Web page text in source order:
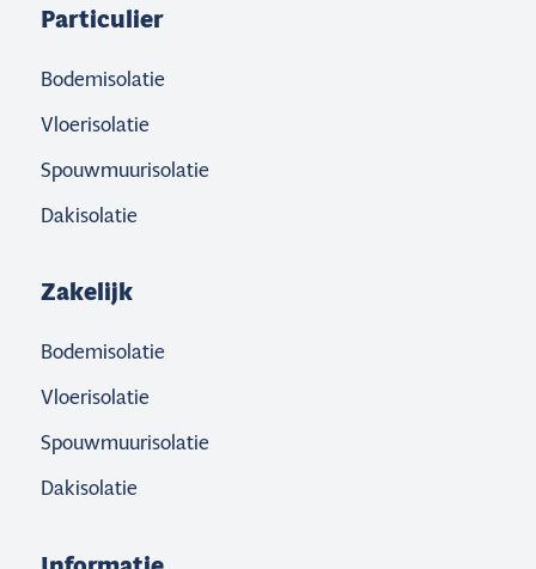
Particulier
Bodemisolatie
Vloerisolatie
Spouwmuurisolatie
Dakisolatie
Zakelijk
Bodemisolatie
Vloerisolatie
Spouwmuurisolatie
Dakisolatie